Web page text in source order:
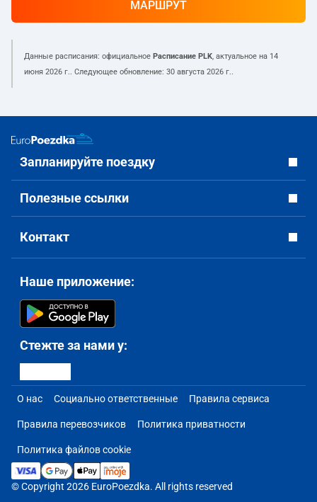
МАРШРУТ
Данные расписания: официальное Расписание PLK, актуальное на 14
июня 2026 г.. Следующее обновление: 30 августа 2026 г..
Запланируйте поездку
Полезные ссылки
Контакт
Наше приложение:
Стежте за нами у:
О нас Социально ответственные Правила сервиса
Правила перевозчиков Политика приватности
Политика файлов cookie
© Copyright 2026 EuroPoezdka. All rights reserved